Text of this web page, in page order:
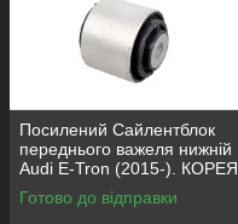
Посилений Сайлентблок
переднього важеля нижній
Audi E-Tron (2015-). КОРЕЯ
Acsuss! FE176043 ,
VKDS331083
Готово до відправки